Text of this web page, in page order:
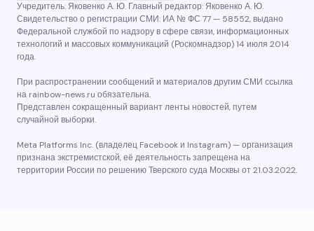
Учредитель: Яковенко А. Ю. Главный редактор: Яковенко А. Ю.
Свидетельство о регистрации СМИ: ИА № ФС 77 — 58552, выдано
Федеральной службой по надзору в сфере связи, информационных
технологий и массовых коммуникаций (Роскомнадзор) 14 июля 2014
года.
При распространении сообщений и материалов другим СМИ ссылка
на rainbow-news.ru обязательна.
Представлен сокращенный вариант ленты новостей, путем
случайной выборки.
Meta Platforms Inc. (владелец Facebook и Instagram) — организация
признана экстремистской, её деятельность запрещена на
территории России по решению Тверского суда Москвы от 21.03.2022.